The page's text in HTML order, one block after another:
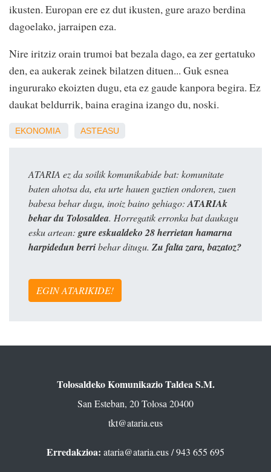
ikusten. Europan ere ez dut ikusten, gure arazo berdina
dagoelako, jarraipen eza.
Nire iritziz orain trumoi bat bezala dago, ea zer gertatuko
den, ea aukerak zeinek bilatzen dituen... Guk esnea
ingururako ekoizten dugu, eta ez gaude kanpora begira. Ez
daukat beldurrik, baina eragina izango du, noski.
EKONOMIA ASTEASU
ATARIA ez da soilik komunikabide bat: komunitate
baten ahotsa da, eta urte hauen guztien ondoren, zuen
babesa behar dugu, inoiz baino gehiago: ATARIAk
behar du Tolosaldea. Horregatik erronka bat daukagu
esku artean: gure eskualdeko 28 herrietan hamarna
harpidedun berribehar ditugu. Zu falta zara, bazatoz?
EGIN ATARIKIDE!
Tolosaldeko Komunikazio Taldea S.M.
San Esteban, 20 Tolosa 20400
tkt@ataria.eus
Erredakzioa: ataria@ataria.eus/ 943 655 695